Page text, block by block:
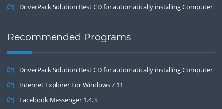
DriverPack Solution Best CD for automatically installing Computer
Recommended Programs
DriverPack Solution Best CD for automatically installing Computer
Drivers 17.7
Internet Explorer For Windows 7 11
Facebook Messenger 1.4.3